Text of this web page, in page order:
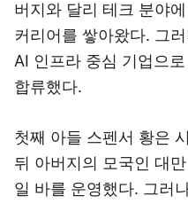
버지와 달리 테크 분야
커리어를 쌓아왔다. 그
AI 인프라 중심 기업으
합류했다.
첫째 아들 스펜서 황은
뒤 아버지의 모국인 대
일 바를 운영했다. 그러